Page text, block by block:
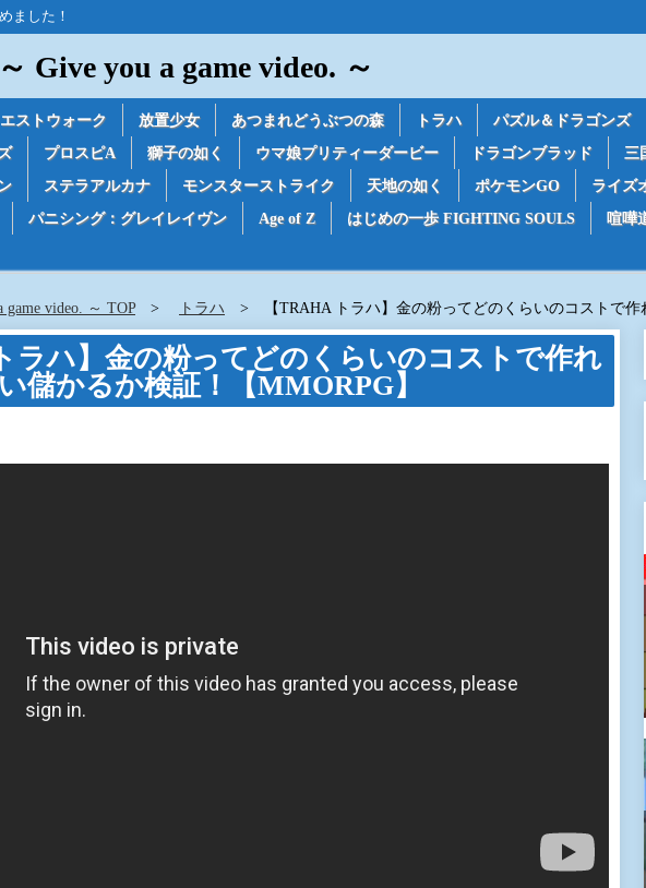
ました！
Give you a game video. ～
ストウォーク 放置少女 あつまれどうぶつの森 トラハ
パズル＆ドラゴンズ
プロスピA 獅子の如く ウマ娘プリティーダービー ドラゴンブラッド
三
ステラアルカナ モンスターストライク 天地の如く ポケモンGO
ライズ
パニシング：グレイレイヴン Age of Z はじめの一歩 FIGHTING SOULS
喧嘩
video. ～ TOP トラハ 【TRAHA トラハ】金の粉ってどのくらいのコストで
ラハ】金の粉ってどのくらいのコストで作れ
儲かるか検証！【MMORPG】